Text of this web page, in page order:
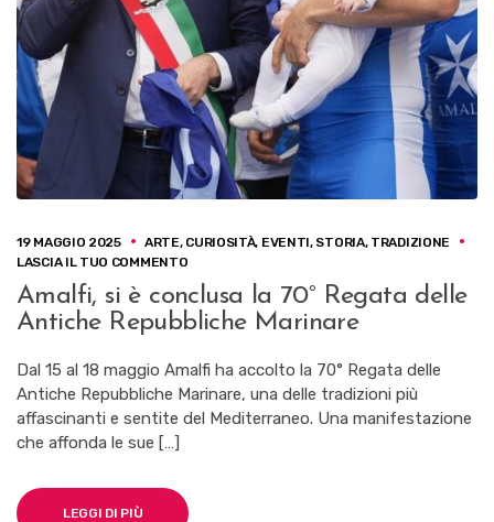
19 MAGGIO 2025 ARTE, CURIOSITÀ, EVENTI, STORIA, TRADIZIONE
LASCIA IL TUO COMMENTOSU
AMALFI,
SI
È
LA
70°
REGATA
DELLE
Amalfi, si è conclusa la 70° Regata delle
Antiche Repubbliche Marinare
Dal 15 al 18 maggio Amalfi ha accolto la 70° Regata delle
Antiche Repubbliche Marinare, una delle tradizioni più
affascinanti e sentite del Mediterraneo. Una manifestazione
che affonda le sue […]
LEGGI DI PIÙ